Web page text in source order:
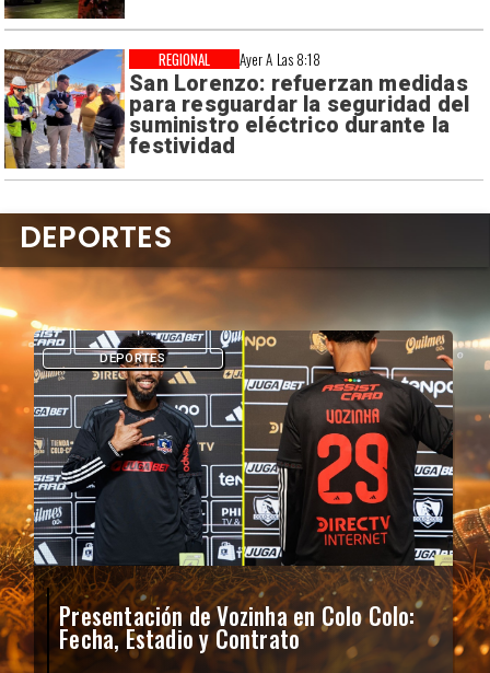
Ayer A Las 8:18
San Lorenzo: refuerzan medidas
para resguardar la seguridad del
suministro eléctrico durante la
festividad
REGIONAL
Presentación de Vozinha en Colo Colo:
Fecha, Estadio y Contrato
DEPORTES
DEPORTES